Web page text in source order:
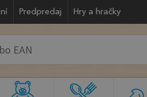
Predpredaj Hry a hračky